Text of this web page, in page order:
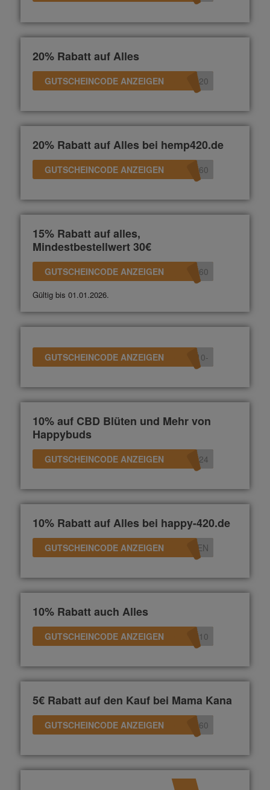
20% Rabatt auf Alles
GUTSCHEINCODE ANZEIGEN n20
20% Rabatt auf Alles bei hemp420.de
GUTSCHEINCODE ANZEIGEN 360
15% Rabatt auf alles,
Mindestbestellwert 30€
GUTSCHEINCODE ANZEIGEN 360
Gültig bis 01.01.2026.
GUTSCHEINCODE ANZEIGEN -10
10% auf CBD Blüten und Mehr von
Happybuds
GUTSCHEINCODE ANZEIGEN s24
10% Rabatt auf Alles bei happy-420.de
GUTSCHEINCODE ANZEIGEN TEN
10% Rabatt auch Alles
GUTSCHEINCODE ANZEIGEN R10
5€ Rabatt auf den Kauf bei Mama Kana
GUTSCHEINCODE ANZEIGEN 360